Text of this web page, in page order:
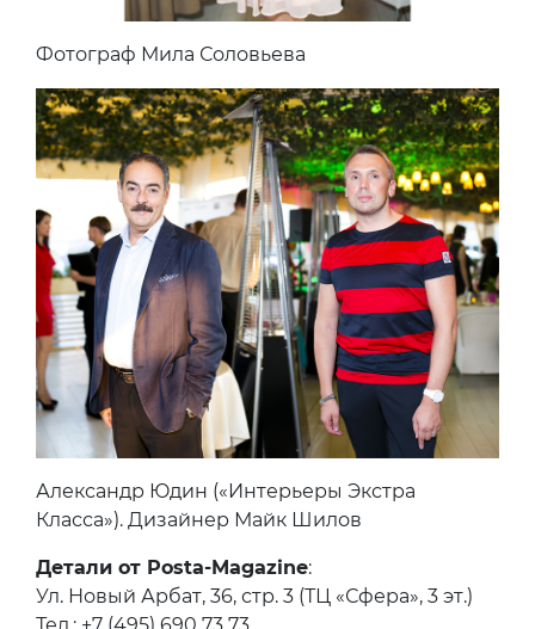
Фотограф Мила Соловьева
Александр Юдин («Интерьеры Экстра
Класса»). Дизайнер Майк Шилов
Детали от Posta-Magazine:
Ул. Новый Арбат, 36, стр. 3 (ТЦ «Сфера», 3 эт.)